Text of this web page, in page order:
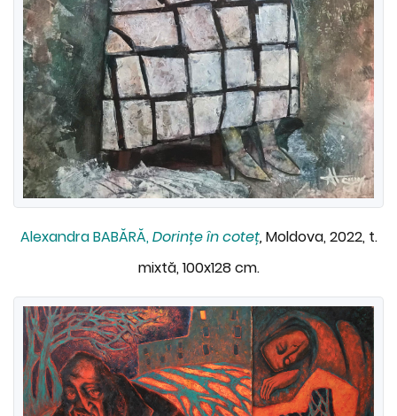
Alexandra BABĂRĂ,Dorințe în coteț, Moldova, 2022, t.
mixtă, 100x128 cm.